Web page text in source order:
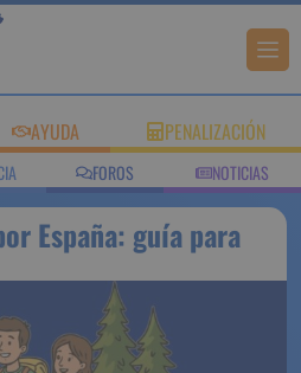
AYUDA PENALIZACIÓN
FOROS NOTICIAS
por España: guía